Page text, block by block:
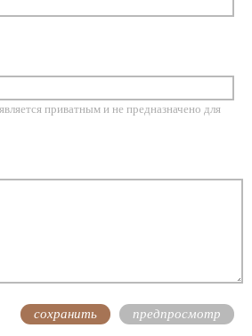
приватным и не предназначено для